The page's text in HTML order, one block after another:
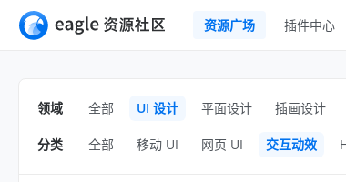
资源广场
平面设计
插画设计
插件中心
领域 全部 UI 设计 平面设计 插画设计
分类 全部 移动 UI 网页 UI 交互动效